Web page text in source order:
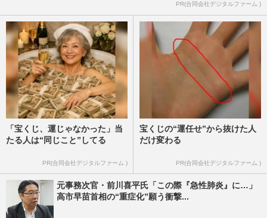
PR(合同会社デジタルファーム )
「宝くじ、運じゃなかった」当
たる人は“同じこと”してる
PR(合同会社デジタルファーム )
宝くじの“運任せ”から抜けた人
だけ変わる
PR(合同会社デジタルファーム )
元事務次官・前川喜平氏「この際『急性肺炎』に…」
高市早苗首相の“重症化”願う衝撃...